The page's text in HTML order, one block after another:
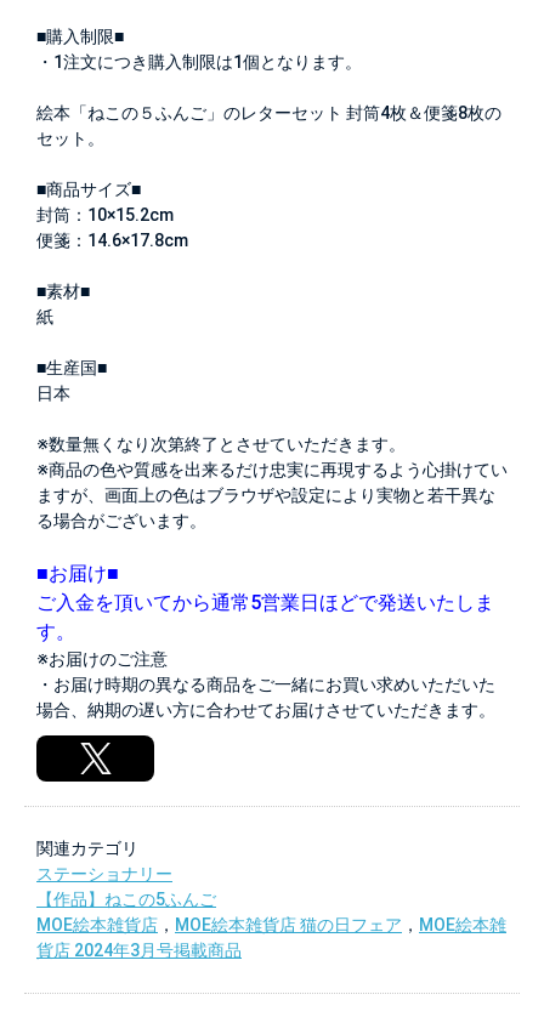
■購入制限■
・1注文につき購入制限は1個となります。
絵本「ねこの５ふんご」のレターセット 封筒4枚＆便箋8枚の
セット。
■商品サイズ■
封筒：10×15.2cm
便箋：14.6×17.8cm
■素材■
紙
■生産国■
日本
※数量無くなり次第終了とさせていただきます。
※商品の色や質感を出来るだけ忠実に再現するよう心掛けてい
ますが、画面上の色はブラウザや設定により実物と若干異な
る場合がございます。
■お届け■
ご入金を頂いてから通常5営業日ほどで発送いたしま
す。
※お届けのご注意
・お届け時期の異なる商品をご一緒にお買い求めいただいた
場合、納期の遅い方に合わせてお届けさせていただきます。
関連カテゴリ
ステーショナリー
【作品】ねこの5ふんご
MOE絵本雑貨店 ， MOE絵本雑貨店 猫の日フェア ， MOE絵本雑
貨店 2024年3月号掲載商品